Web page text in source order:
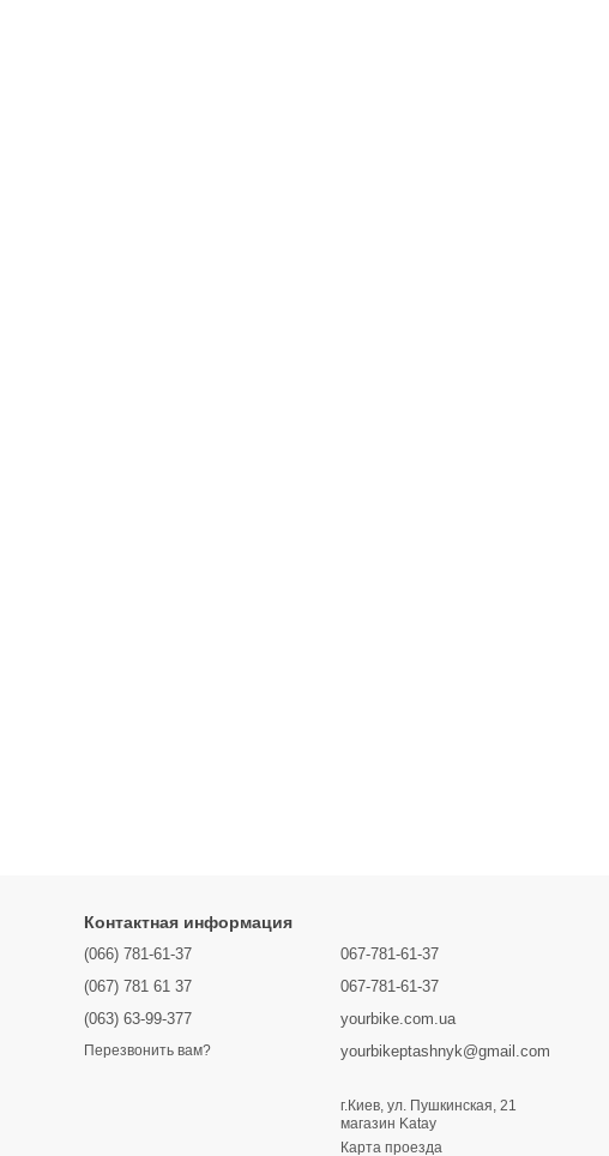
Контактная информация
(066) 781-61-37
(067) 781 61 37
(063) 63-99-377
Перезвонить вам?
067-781-61-37
067-781-61-37
yourbike.com.ua
yourbikeptashnyk@gmail.com
г.Киев, ул. Пушкинская, 21
магазин Katay
Карта проезда